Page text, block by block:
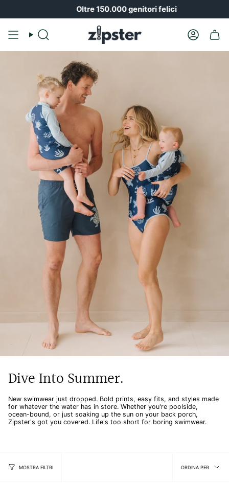
Oltre 150.000 genitori felici
Ricerca
Il
Dive Into Summer.
New swimwear just dropped. Bold prints, easy fits, and styles made
for whatever the water has in store. Whether you're poolside,
ocean-bound, or just soaking up the sun on your back porch,
Zipster's got you covered. Life's too short for boring swimwear.
MOSTRA FILTRI Ordina
ORDINA PER